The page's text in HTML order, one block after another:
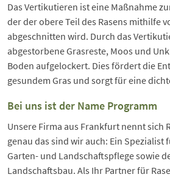
Das Vertikutieren ist eine Maßnahme
der der obere Teil des Rasens mithilfe
abgeschnitten wird. Durch das
abgestorbene Grasreste, Moos und
Boden aufgelockert. Dies fördert die
gesundem Gras und sorgt für eine
Bei uns ist der Name Programm
Unsere Firma aus Frankfurt nennt sich
genau das sind wir auch: Ein Spezialist
Garten- und Landschaftspflege sowie
Landschaftsbau. Als Ihr Partner für